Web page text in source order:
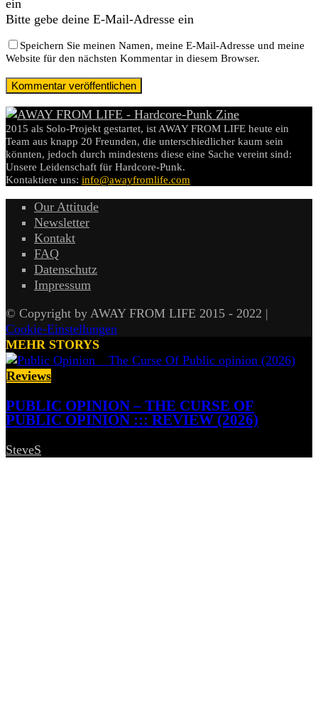
ein
Bitte gebe deine E-Mail-Adresse ein
Speichern Sie meinen Namen, meine E-Mail-Adresse und meine
Website für den nächsten Kommentar in diesem Browser.
2015 als Solo-Projekt gestartet, ist AWAY FROM LIFE heute ein
Team aus knapp 20 Freunden, die unterschiedlicher kaum sein
könnten, jedoch durch mindestens diese eine Sache vereint sind:
Unsere Leidenschaft für Hardcore-Punk.
Kontaktiere uns: info@awayfromlife.com
Our Attitude
Newsletter
Kontakt
FAQ
Datenschutz
Impressum
© Copyright by AWAY FROM LIFE 2015 - 2022 |
Cookie-Einstellungen
MEHR STORYS
Reviews
PUBLIC OPINION – THE CURSE OF
PUBLIC OPINION ::: REVIEW (2026)
SteveS